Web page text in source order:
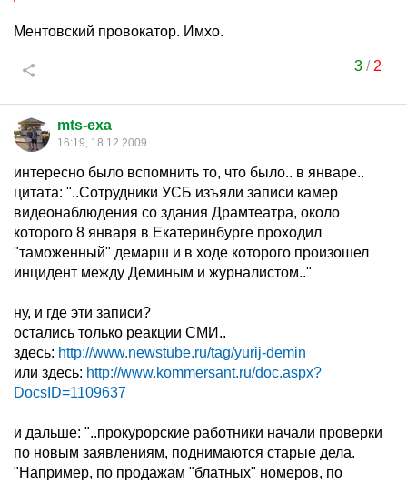
Ментовский провокатор. Имхо.
3/ 2
mts-exa
16:19, 18.12.2009
интересно было вспомнить то, что было.. в январе..
цитата: "..Сотрудники УСБ изъяли записи камер
видеонаблюдения со здания Драмтеатра, около
которого 8 января в Екатеринбурге проходил
"таможенный" демарш и в ходе которого произошел
инцидент между Деминым и журналистом.."
ну, и где эти записи?
остались только реакции СМИ..
здесь: http://www.newstube.ru/tag/yurij-demin
или здесь: http://www.kommersant.ru/doc.aspx?
DocsID=1109637
и дальше: "..прокурорские работники начали проверки
по новым заявлениям, поднимаются старые дела.
"Например, по продажам "блатных" номеров, по